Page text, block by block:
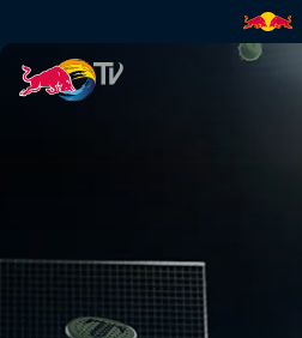
Quarti di finale